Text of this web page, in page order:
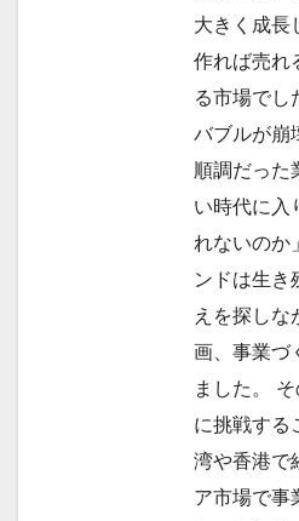
大きく成長
作れば売れ
る市場でし
バブルが崩
順調だった
い時代に入
れないのか
ンドは生き
えを探しな
画、事業づ
ました。
に挑戦する
湾や香港で
ア市場で事